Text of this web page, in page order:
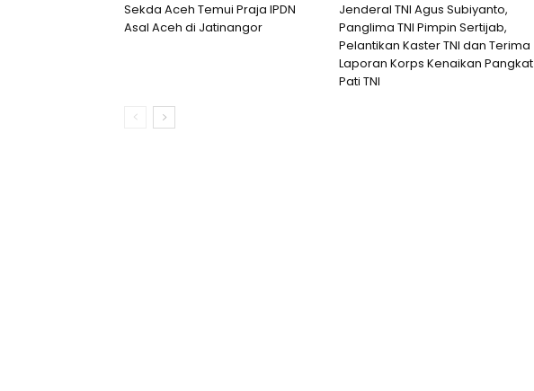
Sekda Aceh Temui Praja IPDN
Asal Aceh di Jatinangor
Jenderal TNI Agus Subiyanto,
Panglima TNI Pimpin Sertijab,
Pelantikan Kaster TNI dan Terima
Laporan Korps Kenaikan Pangkat
Pati TNI